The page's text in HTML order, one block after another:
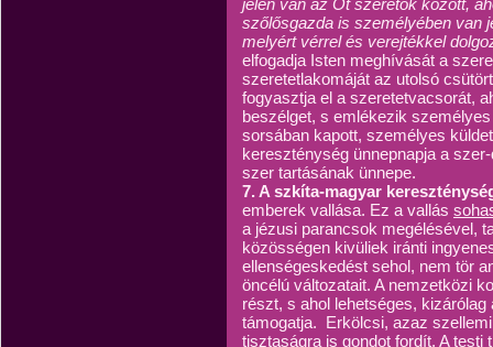
jelen van az Őt szeretők között,
szőlősgazda is személyében van
melyért vérrel és verejtékkel
elfogadja Isten meghívását a
szeretetlakomáját az utolsó
fogyasztja el a szeretetvacsorát,
beszélget, s emlékezik
sorsában kapott, személyes
kereszténység ünnepnapja a
szer tartásának ünnepe.
7. A szkíta-magyar
emberek vallása. Ez a vallás
a jézusi parancsok megélésével,
közösségen kivüliek iránti
ellenségeskedést sehol, nem tör
öncélú változatait. A nemzetközi
részt, s ahol lehetséges,
támogatja. Erkölcsi, azaz
tisztaságra is gondot fordít. A testi